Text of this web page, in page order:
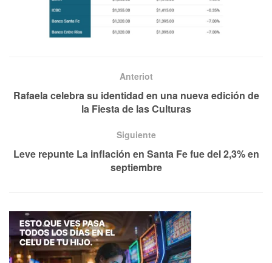
Anteriot
Rafaela celebra su identidad en una nueva edición de
la Fiesta de las Culturas
Siguiente
Leve repunte La inflación en Santa Fe fue del 2,3% en
septiembre